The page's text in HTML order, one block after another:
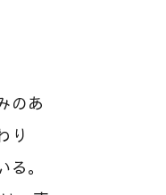
のあ
り
。